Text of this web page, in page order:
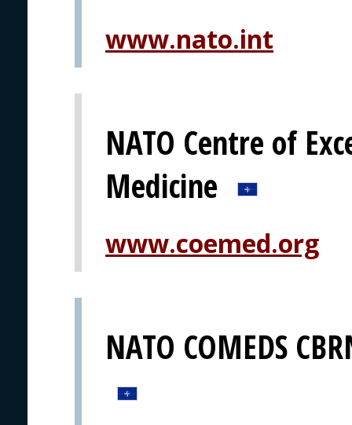
www.nato.int
NATO Centre of
Medicine
www.coemed.org
NATO COMEDS